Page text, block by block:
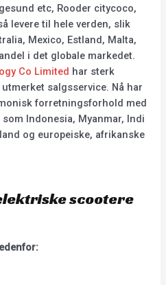
etc, Rooder citycoco,
levere til hele verden, slik
Mexico, Estland, Malta,
i det globale markedet.
Co Limited har sterk
salgsservice. Nå har
forretningsforhold med
Indonesia, Myanmar, Indi
og europeiske, afrikanske
scootere